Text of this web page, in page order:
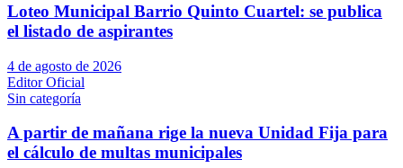
Loteo Municipal Barrio Quinto Cuartel: se publica
el listado de aspirantes
4 de agosto de 2026
Editor Oficial
Sin categoría
A partir de mañana rige la nueva Unidad Fija para
el cálculo de multas municipales